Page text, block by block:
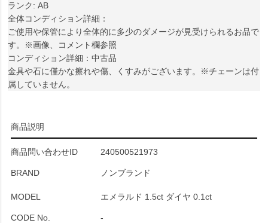
ランク: AB
全体コンディション詳細：
ご使用や保管により全体的に多少のダメージが見受けられるお品で
す。※画像、コメント欄参照
コンディション詳細：中古品
金具や石に僅かな擦れや傷、くすみがございます。※チェーンは付
属していません。
商品説明
商品問い合わせID 240500521973
BRAND ノンブランド
MODEL エメラルド 1.5ct ダイヤ 0.1ct
CODE No. -